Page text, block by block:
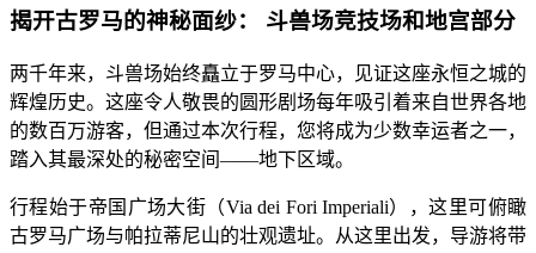
揭开古罗马的神秘面纱： 斗兽场竞技场和地宫部分
两千年来，斗兽场始终矗立于罗马中心，见证这座永恒之城的
辉煌历史。这座令人敬畏的圆形剧场每年吸引着来自世界各地
的数百万游客，但通过本次行程，您将成为少数幸运者之一，
踏入其最深处的秘密空间——地下区域。
行程始于帝国广场大街（Via dei Fori Imperiali），这里可俯瞰
古罗马广场与帕拉蒂尼山的壮观遗址。从这里出发，导游将带